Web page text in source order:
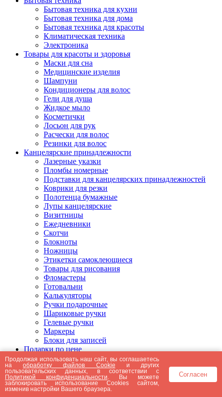
Бытовая техника для кухни
Бытовая техника для дома
Бытовая техника для красоты
Климатическая техника
Электроника
Товары для красоты и здоровья
Маски для сна
Медицинские изделия
Шампуни
Кондиционеры для волос
Гели для душа
Жидкое мыло
Косметички
Лосьон для рук
Расчески для волос
Резинки для волос
Канцелярские принадлежности
Лазерные указки
Пломбы номерные
Подставки для канцелярских принадлежностей
Коврики для резки
Полотенца бумажные
Лупы канцелярские
Визитницы
Ежедневники
Скотчи
Блокноты
Ножницы
Этикетки самоклеющиеся
Товары для рисования
Фломастеры
Готовальни
Калькуляторы
Ручки подарочные
Шариковые ручки
Гелевые ручки
Маркеры
Блоки для записей
Подарки по цене
Подарки от 5000 рублей
Подарки до 5000 рублей
Подарки до 3000 рублей
Подарки до 2000 рублей
Подарки до 1000 рублей
Продолжая использовать наш сайт, вы соглашаетесь
наобработку файлов Cookie и других
пользовательских данных, в соответствии с
Политикой конфиденциальности . Вы можете
заблокировать использование Cookies сайтом,
изменив настройки Вашего браузера.
Согласен